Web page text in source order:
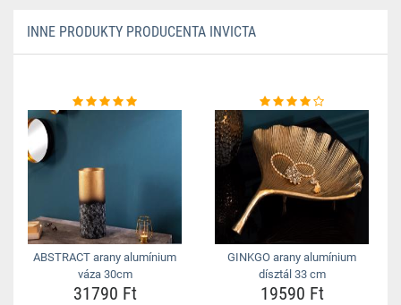
INNE PRODUKTY PRODUCENTA INVICTA
ABSTRACT arany alumínium
váza 30cm
31790 Ft
GINKGO arany alumínium
dísztál 33 cm
19590 Ft